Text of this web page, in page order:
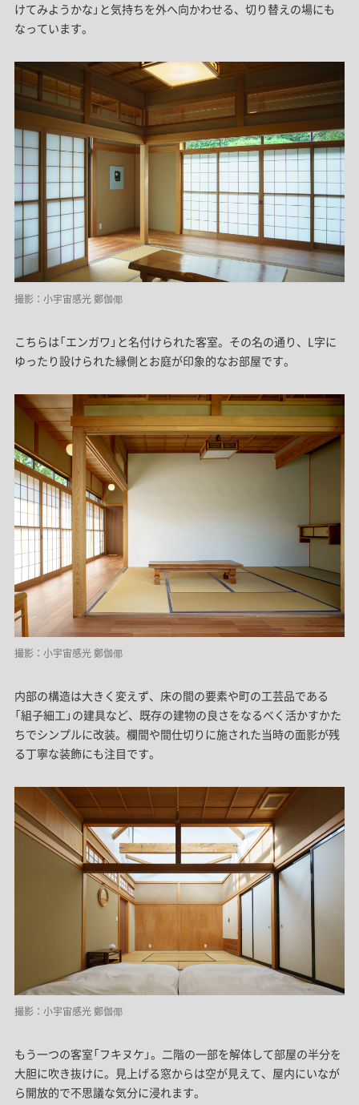
けてみようかな」と気持ちを外へ向かわせる、切り替えの場にも
なっています。
撮影：小宇宙感光 鄭伽倻
こちらは「エンガワ」と名付けられた客室。その名の通り、L字に
ゆったり設けられた縁側とお庭が印象的なお部屋です。
撮影：小宇宙感光 鄭伽倻
内部の構造は大きく変えず、床の間の要素や町の工芸品である
「組子細工」の建具など、既存の建物の良さをなるべく活かすかた
ちでシンプルに改装。欄間や間仕切りに施された当時の面影が残
る丁寧な装飾にも注目です。
撮影：小宇宙感光 鄭伽倻
もう一つの客室「フキヌケ」。二階の一部を解体して部屋の半分を
大胆に吹き抜けに。見上げる窓からは空が見えて、屋内にいなが
ら開放的で不思議な気分に浸れます。